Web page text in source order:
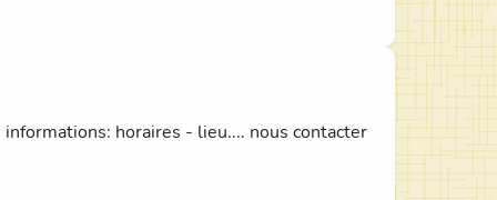
horaires - lieu.... nous contacter